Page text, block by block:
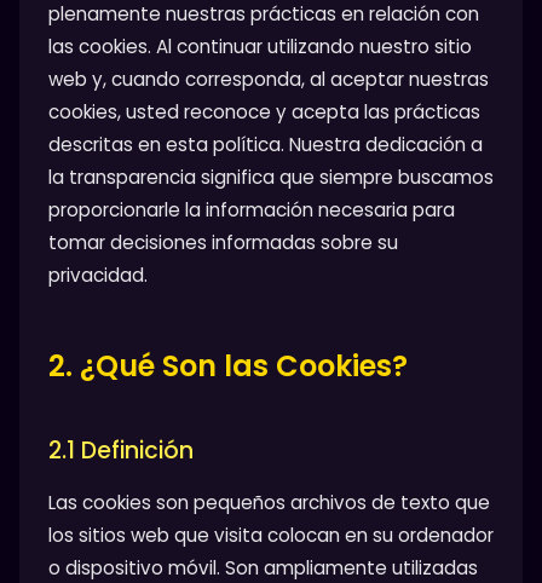
plenamente nuestras prácticas en relación con
las cookies. Al continuar utilizando nuestro sitio
web y, cuando corresponda, al aceptar nuestras
cookies, usted reconoce y acepta las prácticas
descritas en esta política. Nuestra dedicación a
la transparencia significa que siempre buscamos
proporcionarle la información necesaria para
tomar decisiones informadas sobre su
privacidad.
2. ¿Qué Son las Cookies?
2.1 Definición
Las cookies son pequeños archivos de texto que
los sitios web que visita colocan en su ordenador
o dispositivo móvil. Son ampliamente utilizadas